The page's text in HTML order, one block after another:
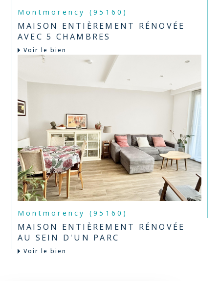
Montmorency (95160)
MAISON ENTIÈREMENT RÉNOVÉE
AVEC 5 CHAMBRES
Voir le bien
Montmorency (95160)
MAISON ENTIÈREMENT RÉNOVÉE
AU SEIN D'UN PARC
Voir le bien